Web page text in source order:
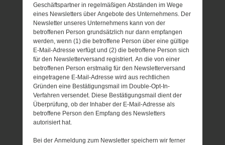
Geschäftspartner in regelmäßigen Abständen im Wege
eines Newsletters über Angebote des Unternehmens. Der
Newsletter unseres Unternehmens kann von der
betroffenen Person grundsätzlich nur dann empfangen
werden, wenn (1) die betroffene Person über eine gültige
E-Mail-Adresse verfügt und (2) die betroffene Person sich
für den Newsletterversand registriert. An die von einer
betroffenen Person erstmalig für den Newsletterversand
eingetragene E-Mail-Adresse wird aus rechtlichen
Gründen eine Bestätigungsmail im Double-Opt-In-
Verfahren versendet. Diese Bestätigungsmail dient der
Überprüfung, ob der Inhaber der E-Mail-Adresse als
betroffene Person den Empfang des Newsletters
autorisiert hat.
Bei der Anmeldung zum Newsletter speichern wir ferner